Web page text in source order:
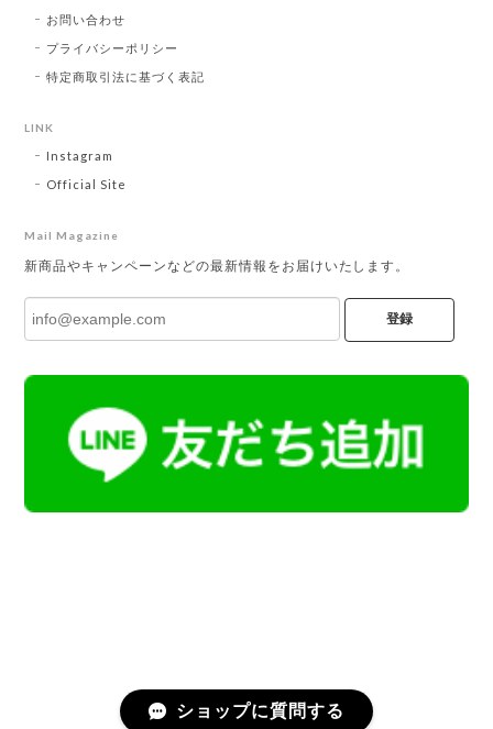
お問い合わせ
プライバシーポリシー
特定商取引法に基づく表記
LINK
Instagram
Official Site
Mail Magazine
新商品やキャンペーンなどの最新情報をお届けいたします。
登録
ショップに質問する